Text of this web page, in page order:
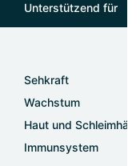
Unterstützend für
Sehkraft
Wachstum
Haut und
Immunsystem